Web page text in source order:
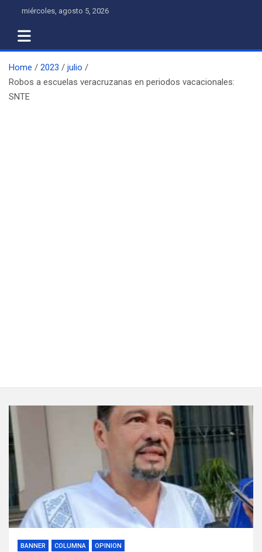
content
miércoles, agosto 5, 2026
Home 2023
julio
Robos a escuelas veracruzanas en periodos vacacionales:
SNTE
BANNER COLUMNA OPINION